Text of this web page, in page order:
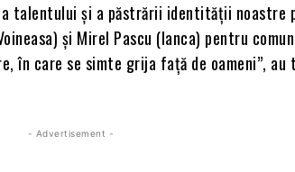
talentului și a păstrării identității noastre
și Mirel Pascu (Ianca) pentru
în care se simte grija față de oameni”, au
- Advertisement -